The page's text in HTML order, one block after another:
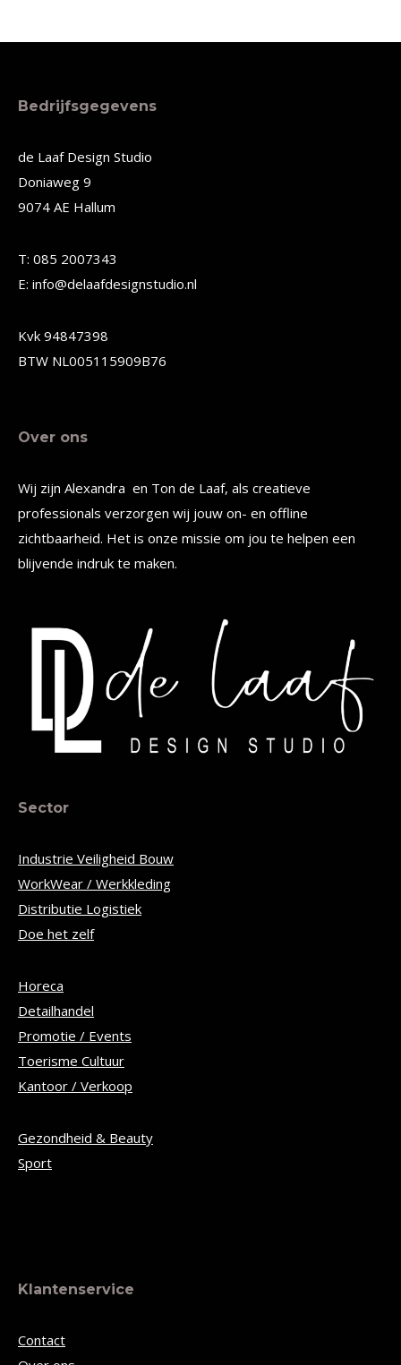
product
meerdere
Deze
optie
kan
worden
de
productpagina
product
Bedrijfsgegevens
de Laaf Design Studio
Doniaweg 9
9074 AE Hallum
T: 085 2007343
E: info@delaafdesignstudio.nl
Kvk 94847398
BTW NL005115909B76
Over ons
Wij zijn Alexandra en Ton de Laaf, als creatieve
professionals verzorgen wij jouw on- en offline
zichtbaarheid. Het is onze missie om jou te helpen een
blijvende indruk te maken.
Sector
Industrie Veiligheid Bouw
WorkWear / Werkkleding
Distributie Logistiek
Doe het zelf
Horeca
Detailhandel
Promotie / Events
Toerisme Cultuur
Kantoor / Verkoop
Gezondheid & Beauty
Sport
Klantenservice
Contact